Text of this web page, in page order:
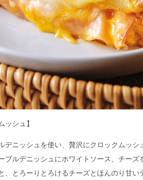
ッシュ】
デニッシュを使い、贅沢にクロックムッシ
ブルデニッシュにホワイトソース、チー
、とろーりとろけるチーズとほんのり甘い